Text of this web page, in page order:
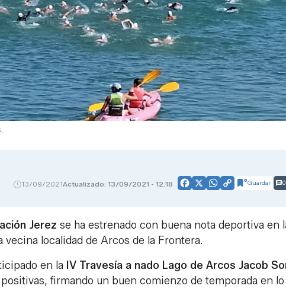
13/09/2021Actualizado: 13/09/2021 - 12:18 Facebook
X WhatsApp
CopyGuardar 0
Jerez se ha estrenado con buena nota deportiva en
localidad de Arcos de la Frontera.
en la IV Travesía a nado Lago de Arcos Jacob
firmando un buen comienzo de temporada en lo